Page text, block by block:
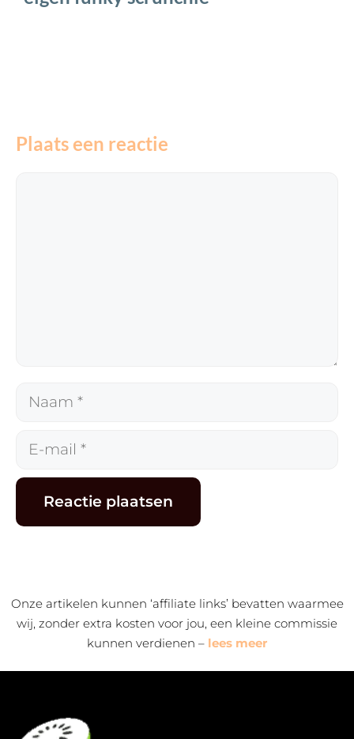
Plaats een reactie
Naam
E-
Onze artikelen kunnen ‘affiliate links’ bevatten waarmee
wij, zonder extra kosten voor jou, een kleine commissie
kunnen verdienen – lees meer